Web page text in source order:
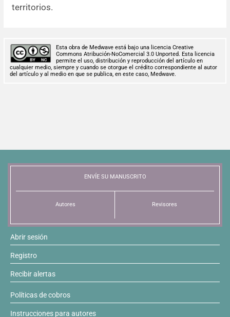
territorios.
Esta obra de Medwave está bajo una licencia Creative
Commons Atribución-NoComercial 3.0 Unported. Esta licencia
permite el uso, distribución y reproducción del artículo en
cualquier medio, siempre y cuando se otorgue el crédito correspondiente al autor
del artículo y al medio en que se publica, en este caso, Medwave.
ENVÍE SU MANUSCRITO
Autores Revisores
Abrir sesión
Registro
Recibir alertas
Políticas de cobros
Instrucciones para autores